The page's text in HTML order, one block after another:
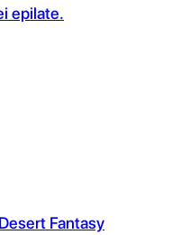
epilate.
Fantasy